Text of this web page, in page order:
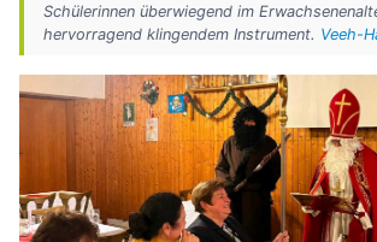
Schülerinnen überwiegend im
hervorragend klingendem Instrument. Veeh-